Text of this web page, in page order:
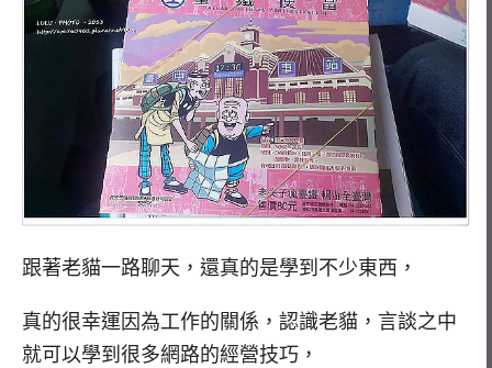
跟著老貓一路聊天，還真的是學到不少東西，
真的很幸運因為工作的關係，認識老貓，言談之中
就可以學到很多網路的經營技巧，